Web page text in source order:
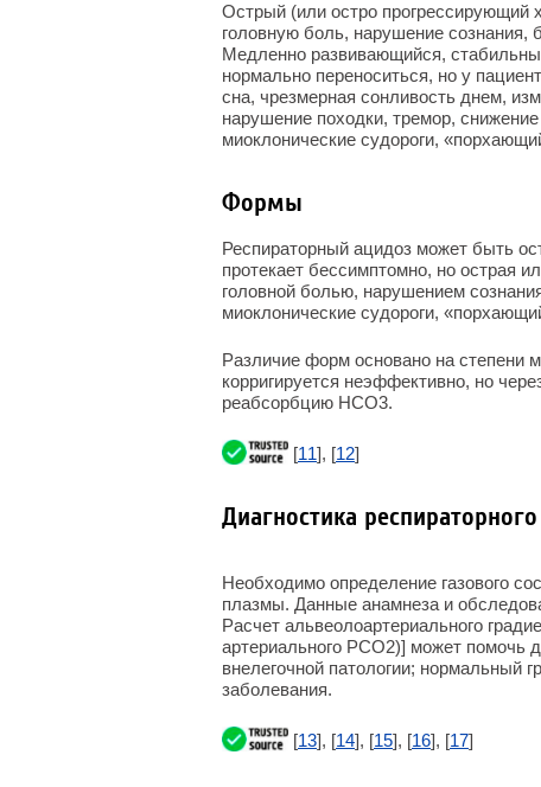
Острый (или остро прогрессирующий
головную боль, нарушение сознания,
Медленно развивающийся,
нормально переноситься, но у
сна, чрезмерная сонливость днем,
нарушение походки, тремор,
миоклонические судороги,
Формы
Респираторный ацидоз может быть
протекает бессимптомно, но острая
головной болью, нарушением
миоклонические судороги,
Различие форм основано на степени
корригируется неэффективно, но
реабсорбцию HCO3.
[11], [12]
Диагностика
Необходимо определение газового
плазмы. Данные анамнеза и
Расчет альвеолоартериального
артериального РСО2)] может помочь
внелегочной патологии; нормальный
заболевания.
[13], [14], [15], [16], [17]